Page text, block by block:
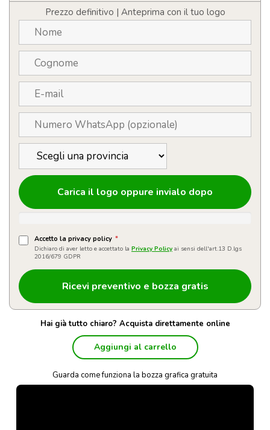
altoparlante
Bluetooth
quantità
Prezzo definitivo | Anteprima con il tuo logo
Carica il logo oppure invialo dopo
Accetto la privacy policy *
Dichiaro di aver letto e accettato la Privacy Policy ai sensi dell'art.13 D.lgs
2016/679 GDPR
Hai già tutto chiaro? Acquista direttamente online
Aggiungi al carrello
Guarda come funziona la bozza grafica gratuita